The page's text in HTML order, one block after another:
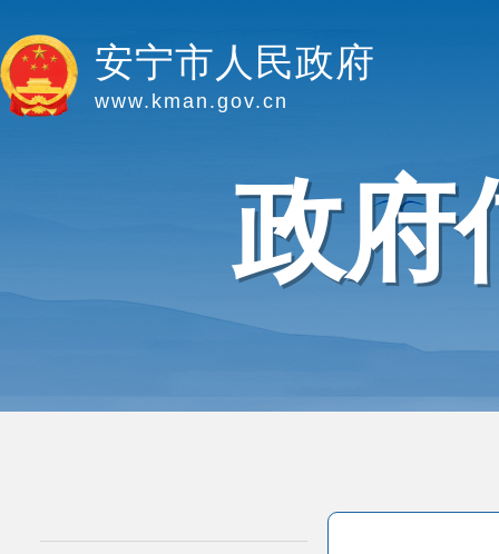
安宁市人民政府
www.kman.gov.cn
政府